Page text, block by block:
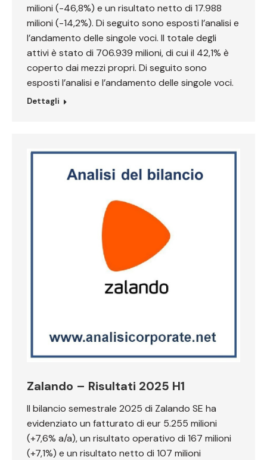
milioni (-46,8%) e un risultato netto di 17.988
milioni (-14,2%). Di seguito sono esposti l’analisi e
l’andamento delle singole voci. Il totale degli
attivi è stato di 706.939 milioni, di cui il 42,1% è
coperto dai mezzi propri. Di seguito sono
esposti l’analisi e l’andamento delle singole voci.
Dettagli
Zalando – Risultati 2025 H1
Il bilancio semestrale 2025 di Zalando SE ha
evidenziato un fatturato di eur 5.255 milioni
(+7,6% a/a), un risultato operativo di 167 milioni
(+7,1%) e un risultato netto di 107 milioni